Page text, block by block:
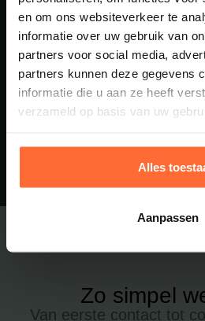
en om ons websiteverkeer te
informatie over uw gebruik van
partners voor social media,
partners kunnen deze gegevens
informatie die u aan ze heeft
verzameld op basis van uw
Alles
Aanpassen
Tijdswinst doordat
EFAS het traject
volledig begeleidt
Het resultaat: je bent
voorbereid, minimaliseert
risico’s en laat zien dat
veiligheid professioneel is
georganiseerd.
Ontdek hoe we jou
kunnen helpen
Zo simpel
Van eerste contact tot